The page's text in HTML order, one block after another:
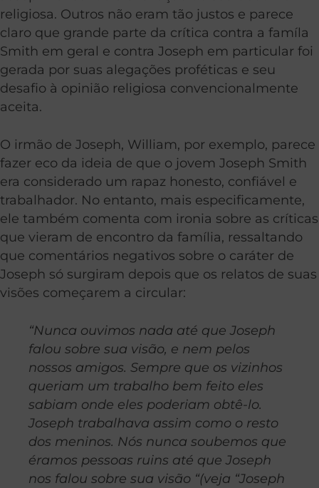
religiosa. Outros não eram tão justos e parece
claro que grande parte da crítica contra a famíla
Smith em geral e contra Joseph em particular foi
gerada por suas alegações proféticas e seu
desafio à opinião religiosa convencionalmente
aceita.
O irmão de Joseph, William, por exemplo, parece
fazer eco da ideia de que o jovem Joseph Smith
era considerado um rapaz honesto, confiável e
trabalhador. No entanto, mais especificamente,
ele também comenta com ironia sobre as críticas
que vieram de encontro da família, ressaltando
que comentários negativos sobre o caráter de
Joseph só surgiram depois que os relatos de suas
visões começarem a circular:
“Nunca ouvimos nada até que Joseph
falou sobre sua visão, e nem pelos
nossos amigos. Sempre que os vizinhos
queriam um trabalho bem feito eles
sabiam onde eles poderiam obtê-lo.
Joseph trabalhava assim como o resto
dos meninos. Nós nunca soubemos que
éramos pessoas ruins até que Joseph
nos falou sobre sua visão “(veja “Joseph